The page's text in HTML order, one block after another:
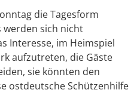
die Tagesform
werden sich nicht
Interesse, im Heimspiel
aufzutreten, die Gäste
sie könnten den
ostdeutsche Schützenhilfe